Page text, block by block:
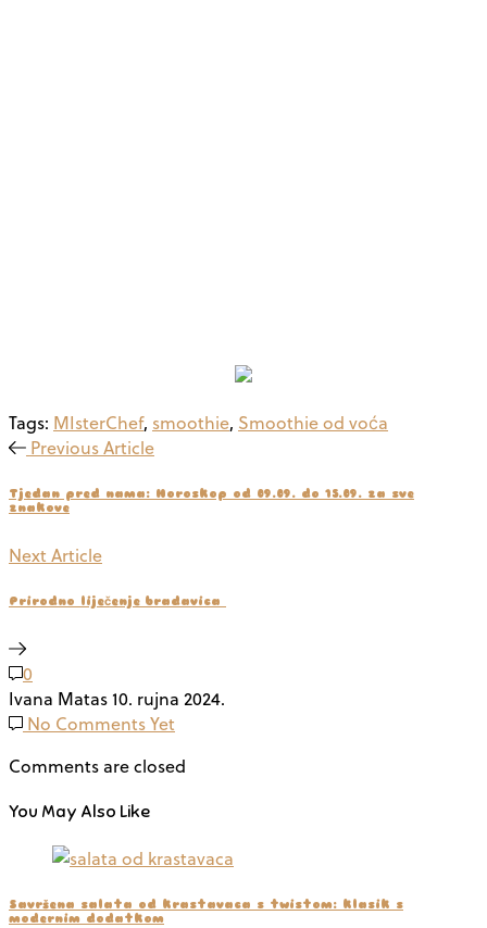
Tags: MIsterChef, smoothie, Smoothie od voća
Previous Article
Tjedan pred nama: Horoskop od 09.09. do 15.09. za sve
znakove
Next Article
Prirodno liječenje bradavica
0
Ivana Matas10. rujna 2024.
No Comments Yet
Comments are closed
You May Also Like
Savršena salata od krastavaca s twistom: klasik s
modernim dodatkom